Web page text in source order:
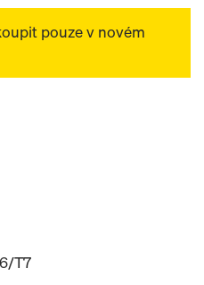
pouze v novém
T7